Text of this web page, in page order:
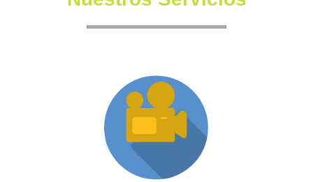
Producción XR
Somos una productora independiente con un equipo
altamente experimentado también en la creación de
producciones inmersivas y de XR.